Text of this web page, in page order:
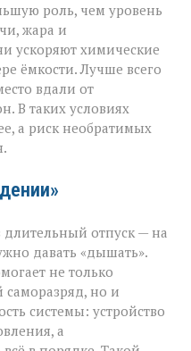
роль, чем уровень
жара и
ускоряют химические
ёмкости. Лучше всего
вдали от
В таких условиях
а риск необратимых
длительный отпуск — на
давать «дышать».
не только
саморазряд, но и
системы: устройство
а